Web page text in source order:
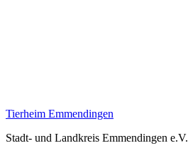
Tierheim Emmendingen
Stadt- und Landkreis Emmendingen e.V.